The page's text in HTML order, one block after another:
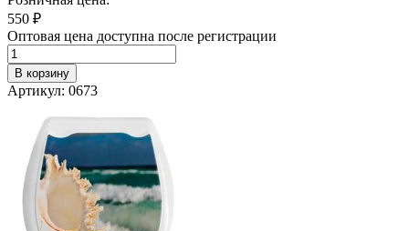
550 ₽
Оптовая цена доступна после регистрации
В корзину
Артикул: 0673